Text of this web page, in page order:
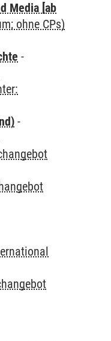
Media [ab
ohne CPs)
-
-